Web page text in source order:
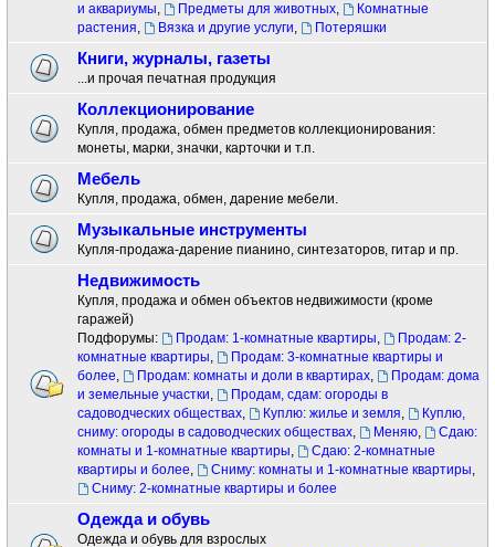
и аквариумы, Предметы для животных,
Комнатные
растения, Вязка и другие услуги, Потеряшки
Книги, журналы, газеты
...и прочая печатная продукция
Коллекционирование
Купля, продажа, обмен предметов коллекционирования:
монеты, марки, значки, карточки и т.п.
Мебель
Купля, продажа, обмен, дарение мебели.
Музыкальные инструменты
Купля-продажа-дарение пианино, синтезаторов, гитар и пр.
Недвижимость
Купля, продажа и обмен объектов недвижимости (кроме
гаражей)
Подфорумы:
Продам: 1-комнатные квартиры,
Продам: 2-
комнатные квартиры,
Продам: 3-комнатные квартиры и
более, Продам: комнаты и доли в квартирах,
Продам: дома
и земельные участки,
Продам, сдам: огороды в
садоводческих обществах, Куплю: жилье и земля,
Куплю,
сниму: огороды в садоводческих обществах, Меняю,
Сдаю:
комнаты и 1-комнатные квартиры,
Сдаю: 2-комнатные
квартиры и более, Сниму: комнаты и 1-комнатные квартиры,
Сниму: 2-комнатные квартиры и более
Одежда и обувь
Одежда и обувь для взрослых